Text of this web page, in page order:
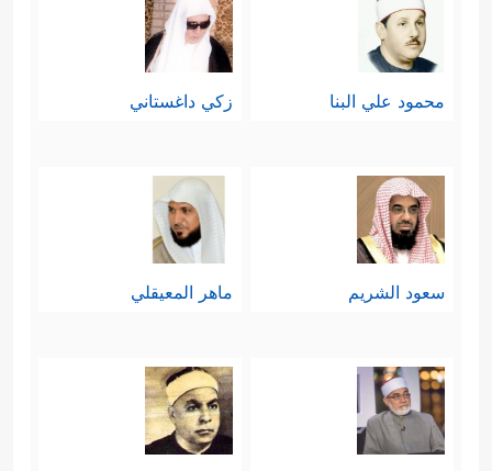
محمود علي البنا زكي داغستاني
سعود الشريم ماهر المعيقلي